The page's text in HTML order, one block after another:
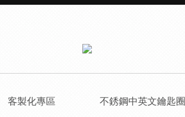
客製化專區 不銹鋼中英文鑰匙圈